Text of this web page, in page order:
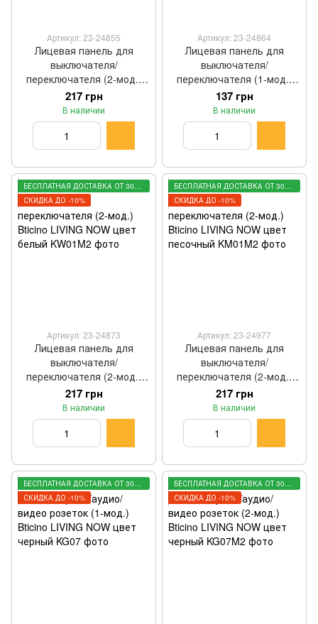
Артикул: 23-24855
Лицевая панель для
выключателя/
переключателя (2-мод.)
Bticino LIVING NOW цвет
черный KG01M2
217 грн
В наличии
Артикул: 23-24864
Лицевая панель для
выключателя/
переключателя (1-мод.)
Bticino LIVING NOW цвет
черный KG01
137 грн
В наличии
БЕСПЛАТНАЯ ДОСТАВКА ОТ 3000 ГРН
СКИДКА ДО -10%
Артикул: 23-24873
Лицевая панель для
выключателя/
переключателя (2-мод.)
Bticino LIVING NOW цвет
белый KW01M2
217 грн
В наличии
БЕСПЛАТНАЯ ДОСТАВКА ОТ 3000 ГРН
СКИДКА ДО -10%
Артикул: 23-24977
Лицевая панель для
выключателя/
переключателя (2-мод.)
Bticino LIVING NOW цвет
песочный KM01M2
217 грн
В наличии
БЕСПЛАТНАЯ ДОСТАВКА ОТ 3000 ГРН
СКИДКА ДО -10%
БЕСПЛАТНАЯ ДОСТАВКА ОТ 3000 ГРН
СКИДКА ДО -10%